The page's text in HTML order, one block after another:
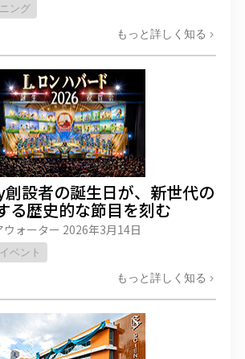
ング
もっと詳しく知る
設者の誕生日が、新世代の
る歴史的な節目を刻む
ォーター 2026年3月14日
ベント
もっと詳しく知る